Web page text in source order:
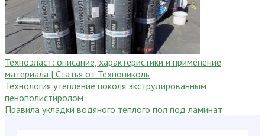
Техноэласт: описание, характеристики и применение
материала | Статья от Технониколь
Технология утепление цоколя экструдированным
пенополистиролом
Правила укладки водяного теплого пол под ламинат